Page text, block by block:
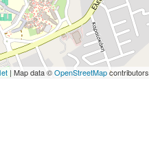
| Map data ©OpenStreetMapcontributors